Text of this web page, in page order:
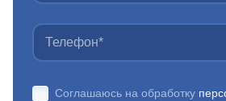
Соглашаюсь на обработку